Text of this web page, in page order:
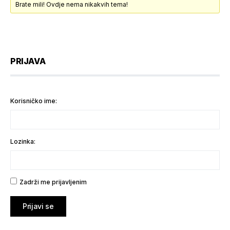
Brate mili! Ovdje nema nikakvih tema!
PRIJAVA
Korisničko ime:
Lozinka:
Zadrži me prijavljenim
Prijavi se